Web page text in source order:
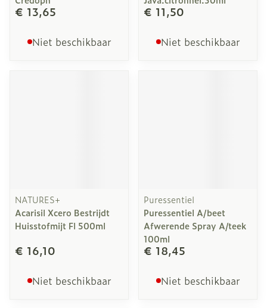
€ 13,65
Niet beschikbaar
€ 11,50
Niet beschikbaar
NATURES+
Acarisil Xcero Bestrijdt
Huisstofmijt Fl 500ml
€ 16,10
Niet beschikbaar
Puressentiel
Puressentiel A/beet
Afwerende Spray A/teek
100ml
€ 18,45
Niet beschikbaar